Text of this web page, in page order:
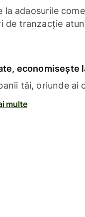
adaosurile
de tranzacție
economisește
tăi, oriunde ai
multe